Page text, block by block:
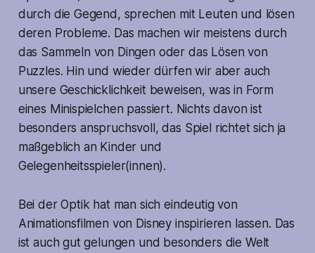
durch die Gegend, sprechen mit Leuten und lösen
deren Probleme. Das machen wir meistens durch
das Sammeln von Dingen oder das Lösen von
Puzzles. Hin und wieder dürfen wir aber auch
unsere Geschicklichkeit beweisen, was in Form
eines Minispielchen passiert. Nichts davon ist
besonders anspruchsvoll, das Spiel richtet sich ja
maßgeblich an Kinder und
Gelegenheitsspieler(innen).
Bei der Optik hat man sich eindeutig von
Animationsfilmen von Disney inspirieren lassen. Das
ist auch gut gelungen und besonders die Welt